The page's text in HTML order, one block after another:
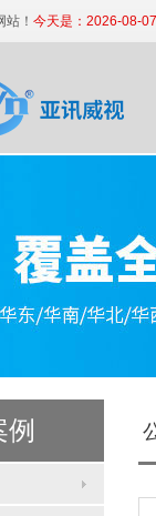
！ 今天是：2026-08-
审讯终端